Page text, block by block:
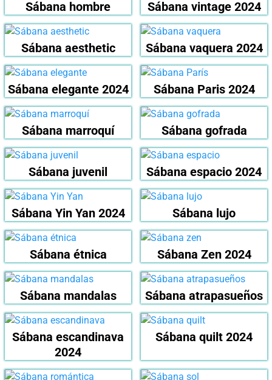
Sábana hombre Sábana vintage 2024
Sábana aesthetic Sábana vaquera 2024
Sábana elegante 2024 Sábana Paris 2024
Sábana marroquí Sábana gofrada
Sábana juvenil Sábana espacio 2024
Sábana Yin Yan 2024 Sábana lujo
Sábana étnica Sábana Zen 2024
Sábana mandalas Sábana atrapasueños
Sábana escandinava
2024
Sábana quilt 2024